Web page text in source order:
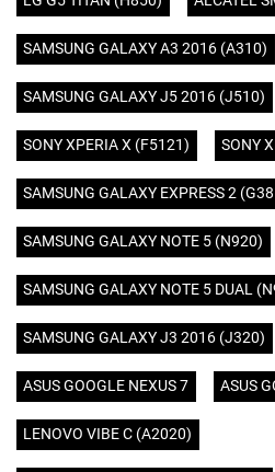
SAMSUNG GALAXY A3 2016 (A310)
SAMSUNG GALAXY J5 2016 (J510)
SONY XPERIA X (F5121) SONY
SAMSUNG GALAXY EXPRESS 2
SAMSUNG GALAXY NOTE 5 (N920)
SAMSUNG GALAXY NOTE 5 DUAL
SAMSUNG GALAXY J3 2016 (J320)
ASUS GOOGLE NEXUS 7 ASUS
LENOVO VIBE C (A2020)